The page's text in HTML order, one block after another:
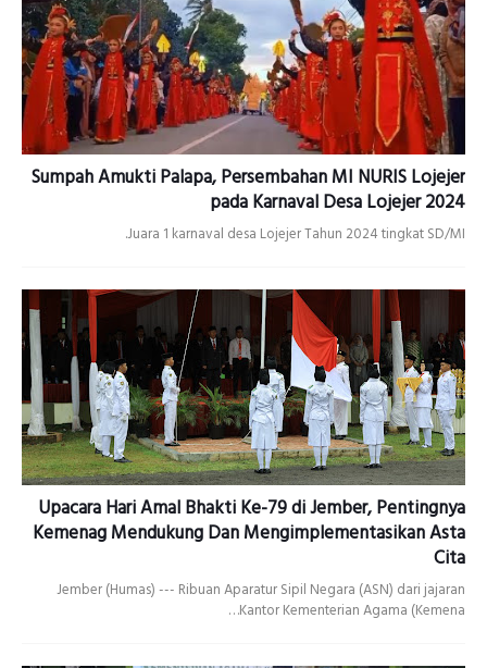
Sumpah Amukti Palapa, Persembahan MI NURIS Lojejer
pada Karnaval Desa Lojejer 2024
Juara 1 karnaval desa Lojejer Tahun 2024 tingkat SD/MI.
Upacara Hari Amal Bhakti Ke-79 di Jember, Pentingnya
Kemenag Mendukung Dan Mengimplementasikan Asta
Cita
Jember (Humas) --- Ribuan Aparatur Sipil Negara (ASN) dari jajaran
Kantor Kementerian Agama (Kemena…